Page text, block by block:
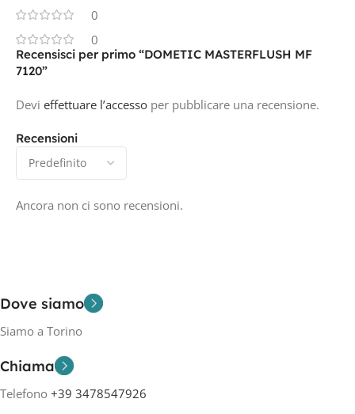
0
0
Recensioni
Ancora non ci sono recensioni.
Recensisci per primo “DOMETIC MASTERFLUSH MF
7120”
Devi effettuare l’accesso per pubblicare una recensione.
Dove siamo
Siamo a Torino
Chiama
Telefono +39 3478547926